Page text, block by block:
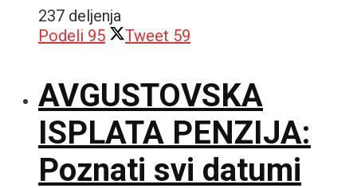
237 deljenja
Podeli 95 Tweet 59
AVGUSTOVSKA
ISPLATA PENZIJA:
Poznati svi datumi